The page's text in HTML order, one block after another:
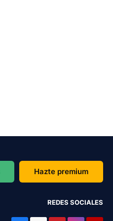
Hazte premium
REDES SOCIALES